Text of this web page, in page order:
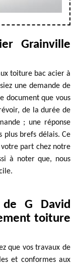
Grainville
toiture bac acier à
une demande de
document que vous
de la durée de
; une réponse
plus brefs délais. Ce
part chez notre
à noter que, nous
G David
toiture
que vos travaux de
et conformes aux